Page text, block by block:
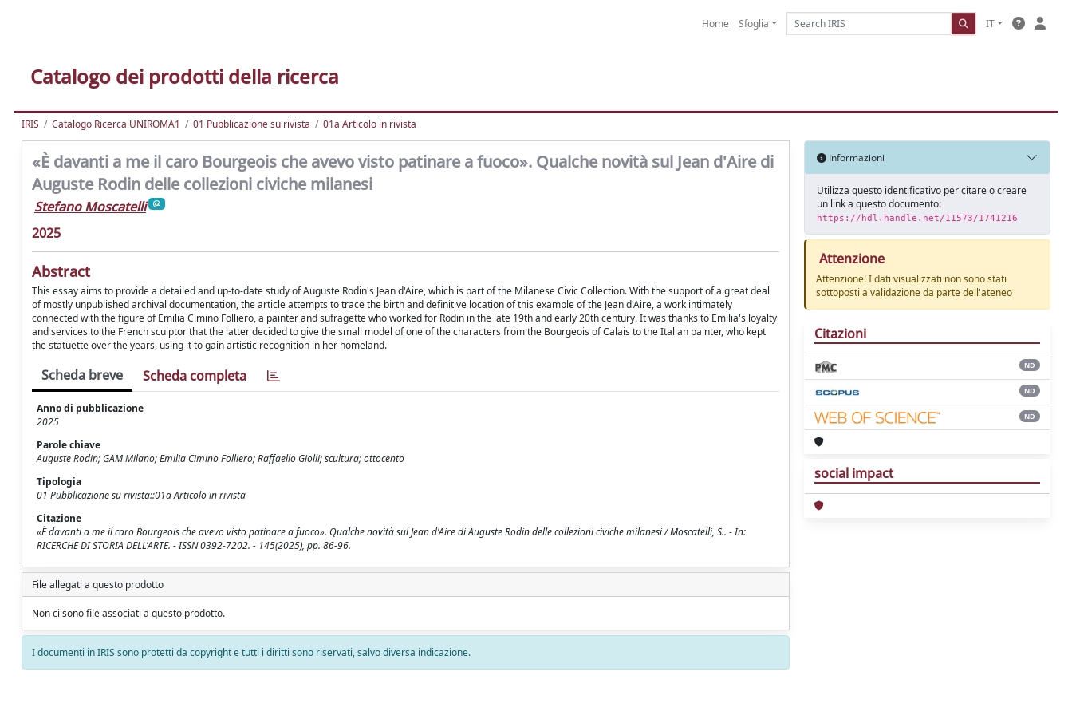
Home Sfoglia IT
Catalogo dei prodotti della ricerca
IRIS Catalogo Ricerca UNIROMA1 01 Pubblicazione su rivista 01a Articolo in rivista
«È davanti a me il caro Bourgeois che avevo visto patinare a fuoco». Qualche novità sul Jean d'Aire di
Auguste Rodin delle collezioni civiche milanesi
Stefano Moscatelli
2025
Abstract
This essay aims to provide a detailed and up-to-date study of Auguste Rodin's Jean d'Aire, which is part of the Milanese Civic Collection. With the support of a great deal
of mostly unpublished archival documentation, the article attempts to trace the birth and definitive location of this example of the Jean d'Aire, a work intimately
connected with the figure of Emilia Cimino Folliero, a painter and sufragette who worked for Rodin in the late 19th and early 20th century. It was thanks to Emilia's loyalty
and services to the French sculptor that the latter decided to give the small model of one of the characters from the Bourgeois of Calais to the Italian painter, who kept
the statuette over the years, using it to gain artistic recognition in her homeland.
Scheda breve Scheda completa
Anno di pubblicazione
2025
Parole chiave
Auguste Rodin; GAM Milano; Emilia Cimino Folliero; Raffaello Giolli; scultura; ottocento
Tipologia
01 Pubblicazione su rivista::01a Articolo in rivista
Citazione
«È davanti a me il caro Bourgeois che avevo visto patinare a fuoco». Qualche novità sul Jean d'Aire di Auguste Rodin delle collezioni civiche milanesi / Moscatelli, S.. - In:
RICERCHE DI STORIA DELL'ARTE. - ISSN 0392-7202. - 145(2025), pp. 86-96.
File allegati a questo prodotto
Non ci sono file associati a questo prodotto.
I documenti in IRIS sono protetti da copyright e tutti i diritti sono riservati, salvo diversa indicazione.
Informazioni
Utilizza questo identificativo per citare o creare
un link a questo documento:
https://hdl.handle.net/11573/1741216
Attenzione
Attenzione! I dati visualizzati non sono stati
sottoposti a validazione da parte dell'ateneo
Citazioni
ND
ND
ND
social impact